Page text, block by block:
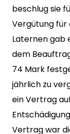
beschlug sie
Vergütung für
Laternen gab
dem
74 Mark
jährlich zu
ein Vertrag
Vertrag war